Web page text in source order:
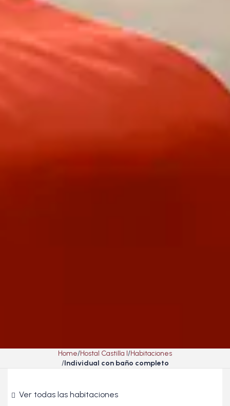
Home Hostal Castilla I Habitaciones
Individual con baño completo
Ver todas las habitaciones